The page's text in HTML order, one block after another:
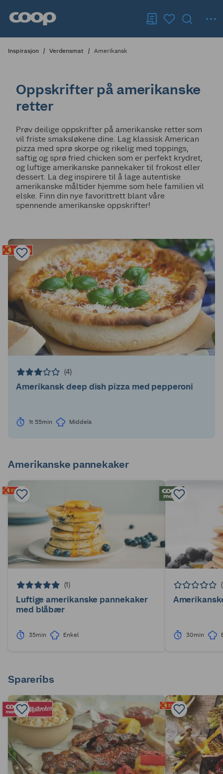
Inspirasjon Verdensmat Amerikansk
Oppskrifter på amerikanske
retter
Prøv deilige oppskrifter på amerikanske retter som
vil friste smaksløkene dine. Lag klassisk American
pizza med sprø skorpe og rikelig med toppings,
saftig og sprø fried chicken som er perfekt krydret,
og luftige amerikanske pannekaker til frokost eller
dessert. La deg inspirere til å lage autentiske
amerikanske måltider hjemme som hele familien vil
elske. Finn din nye favorittrett blant våre
spennende amerikanske oppskrifter!
(4)
Amerikansk deep dish pizza med pepperoni
1t 55min Middels
Amerikanske pannekaker
(1)
Luftige amerikanske pannekaker
med blåbær
35min Enkel 30min
Spareribs